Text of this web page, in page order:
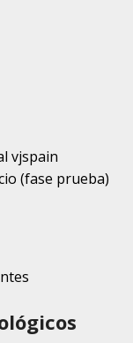
vjspain
(fase prueba)